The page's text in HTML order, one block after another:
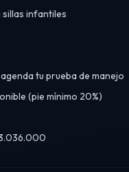
sillas infantiles
tu prueba de manejo
(pie mínimo 20%)